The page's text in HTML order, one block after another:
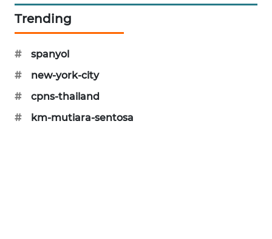
Trending
#
spanyol
#
new-york-city
#
cpns-thailand
#
km-mutiara-sentosa
NEWS
MEDAN
NEWS